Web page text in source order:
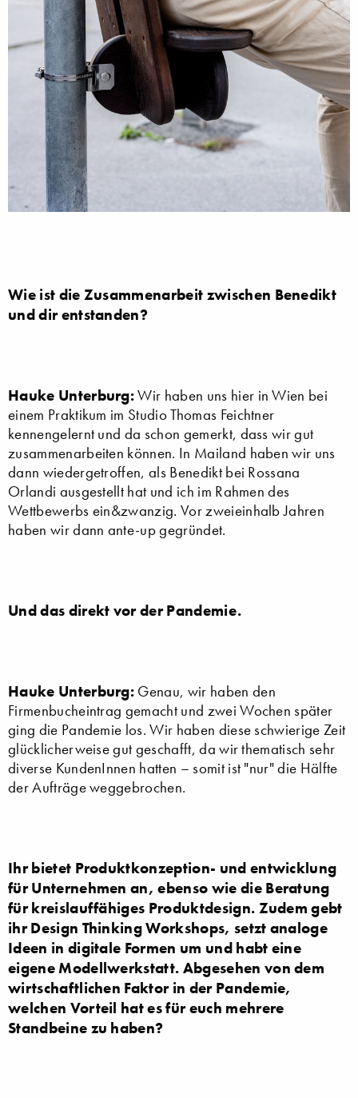
Wie ist die Zusammenarbeit zwischen Benedikt
und dir entstanden?
Hauke Unterburg:Wir haben uns hier in Wien bei
einem Praktikum im Studio Thomas Feichtner
kennengelernt und da schon gemerkt, dass wir gut
zusammenarbeiten können. In Mailand haben wir uns
dann wiedergetroffen, als Benedikt bei Rossana
Orlandi ausgestellt hat und ich im Rahmen des
Wettbewerbs ein&zwanzig. Vor zweieinhalb Jahren
haben wir dann ante-up gegründet.
Und das direkt vor der Pandemie.
Hauke Unterburg: Genau, wir haben den
Firmenbucheintrag gemacht und zwei Wochen später
ging die Pandemie los. Wir haben diese schwierige Zeit
glücklicherweise gut geschafft, da wir thematisch sehr
diverse KundenInnen hatten – somit ist "nur" die Hälfte
der Aufträge weggebrochen.
Ihr bietet Produktkonzeption- und entwicklung
für Unternehmen an, ebenso wie die Beratung
für kreislauffähiges Produktdesign. Zudem gebt
ihr Design Thinking Workshops, setzt analoge
Ideen in digitale Formen um und habt eine
eigene Modellwerkstatt. Abgesehen von dem
wirtschaftlichen Faktor in der Pandemie,
welchen Vorteil hat es für euch mehrere
Standbeine zu haben?